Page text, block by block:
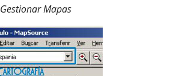
Gestionar Mapas